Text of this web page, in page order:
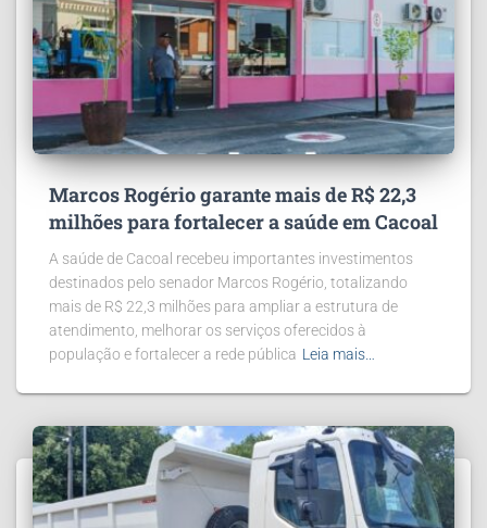
Marcos Rogério garante mais de R$ 22,3
milhões para fortalecer a saúde em Cacoal
A saúde de Cacoal recebeu importantes investimentos
destinados pelo senador Marcos Rogério, totalizando
mais de R$ 22,3 milhões para ampliar a estrutura de
atendimento, melhorar os serviços oferecidos à
população e fortalecer a rede pública Leia mais…